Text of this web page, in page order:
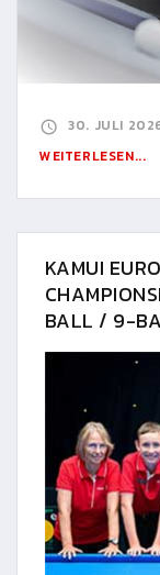
30. JULI
WEITERLESEN...
KAMUI
BALL / 9-